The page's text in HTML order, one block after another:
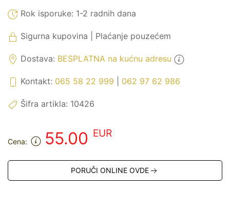
Rok isporuke: 1-2 radnih dana
Sigurna kupovina | Plaćanje pouzećem
Dostava: BESPLATNA na kućnu adresu
Kontakt: 065 58 22 999 062 97 62 986
Šifra artikla: 10426
Cena: 55.00 EUR
PORUČI ONLINE OVDE